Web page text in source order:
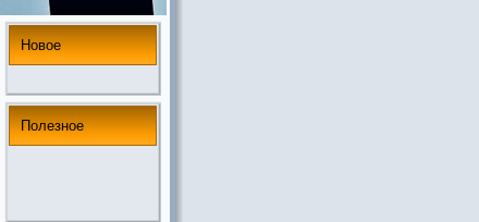
Новое
Полезнoе